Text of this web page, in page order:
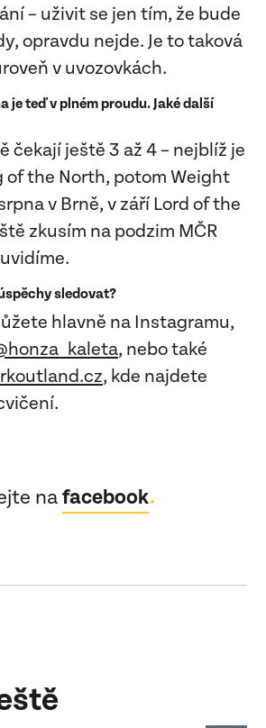
– uživit se jen tím, že bude
opravdu nejde. Je to taková
v uvozovkách.
je teď v plném proudu. Jaké další
čekají ještě 3 až 4 – nejblíž je
of the North, potom Weight
v Brně, v září Lord of the
zkusím na podzim MČR
sledovat?
hlavně na Instagramu,
, nebo také
, kde najdete
nafacebook